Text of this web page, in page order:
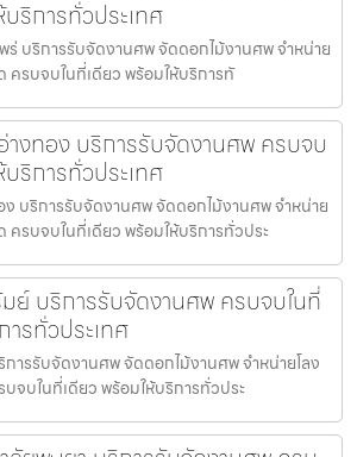
ริการทั่วประเทศ
ร่ บริการรับจัดงานศพ จัดดอกไม้งานศพ จำหน่าย
ครบจบในที่เดียว พร้อมให้บริการทั
างทอง บริการรับจัดงานศพ ครบจบ
ริการทั่วประเทศ
บริการรับจัดงานศพ จัดดอกไม้งานศพ จำหน่าย
ครบจบในที่เดียว พร้อมให้บริการทั่วประ
ย์ บริการรับจัดงานศพ ครบจบในที่
ารทั่วประเทศ
ารรับจัดงานศพ จัดดอกไม้งานศพ จำหน่ายโลง
จบในที่เดียว พร้อมให้บริการทั่วประ